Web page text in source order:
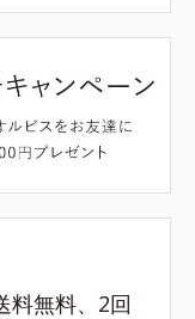
料無料、2回